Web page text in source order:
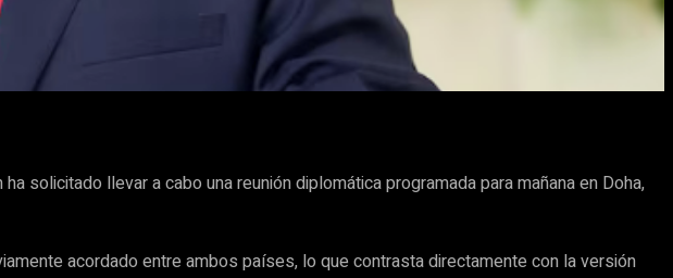
solicitado llevar a cabo una reunión diplomática programada para mañana en Doha,
acordado entre ambos países, lo que contrasta directamente con la versión